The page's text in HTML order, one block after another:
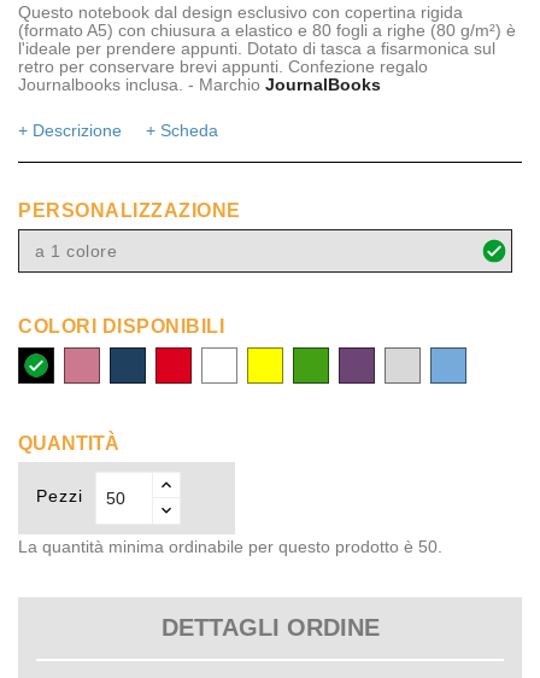
Questo notebook dal design esclusivo con copertina rigida
(formato A5) con chiusura a elastico e 80 fogli a righe (80 g/m²) è
l'ideale per prendere appunti. Dotato di tasca a fisarmonica sul
retro per conservare brevi appunti. Confezione regalo
Journalbooks inclusa. - Marchio JournalBooks
+ Descrizione + Scheda
PERSONALIZZAZIONE
a 1 colore
COLORI DISPONIBILI
nero
chiaro
QUANTITÀ
Pezzi
La quantità minima ordinabile per questo prodotto è 50.
DETTAGLI ORDINE